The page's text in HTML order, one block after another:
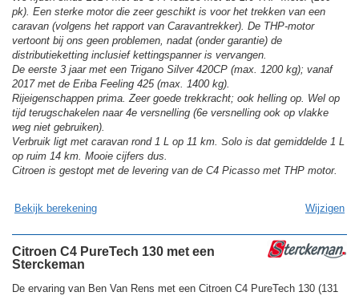
pk). Een sterke motor die zeer geschikt is voor het trekken van een
caravan (volgens het rapport van Caravantrekker). De THP-motor
vertoont bij ons geen problemen, nadat (onder garantie) de
distributieketting inclusief kettingspanner is vervangen.
De eerste 3 jaar met een Trigano Silver 420CP (max. 1200 kg); vanaf
2017 met de Eriba Feeling 425 (max. 1400 kg).
Rijeigenschappen prima. Zeer goede trekkracht; ook helling op. Wel op
tijd terugschakelen naar 4e versnelling (6e versnelling ook op vlakke
weg niet gebruiken).
Verbruik ligt met caravan rond 1 L op 11 km. Solo is dat gemiddelde 1 L
op ruim 14 km. Mooie cijfers dus.
Citroen is gestopt met de levering van de C4 Picasso met THP motor.
Bekijk berekening Wijzigen
Citroen C4 PureTech 130 met een
Sterckeman
De ervaring van Ben Van Rens met een Citroen C4 PureTech 130 (131